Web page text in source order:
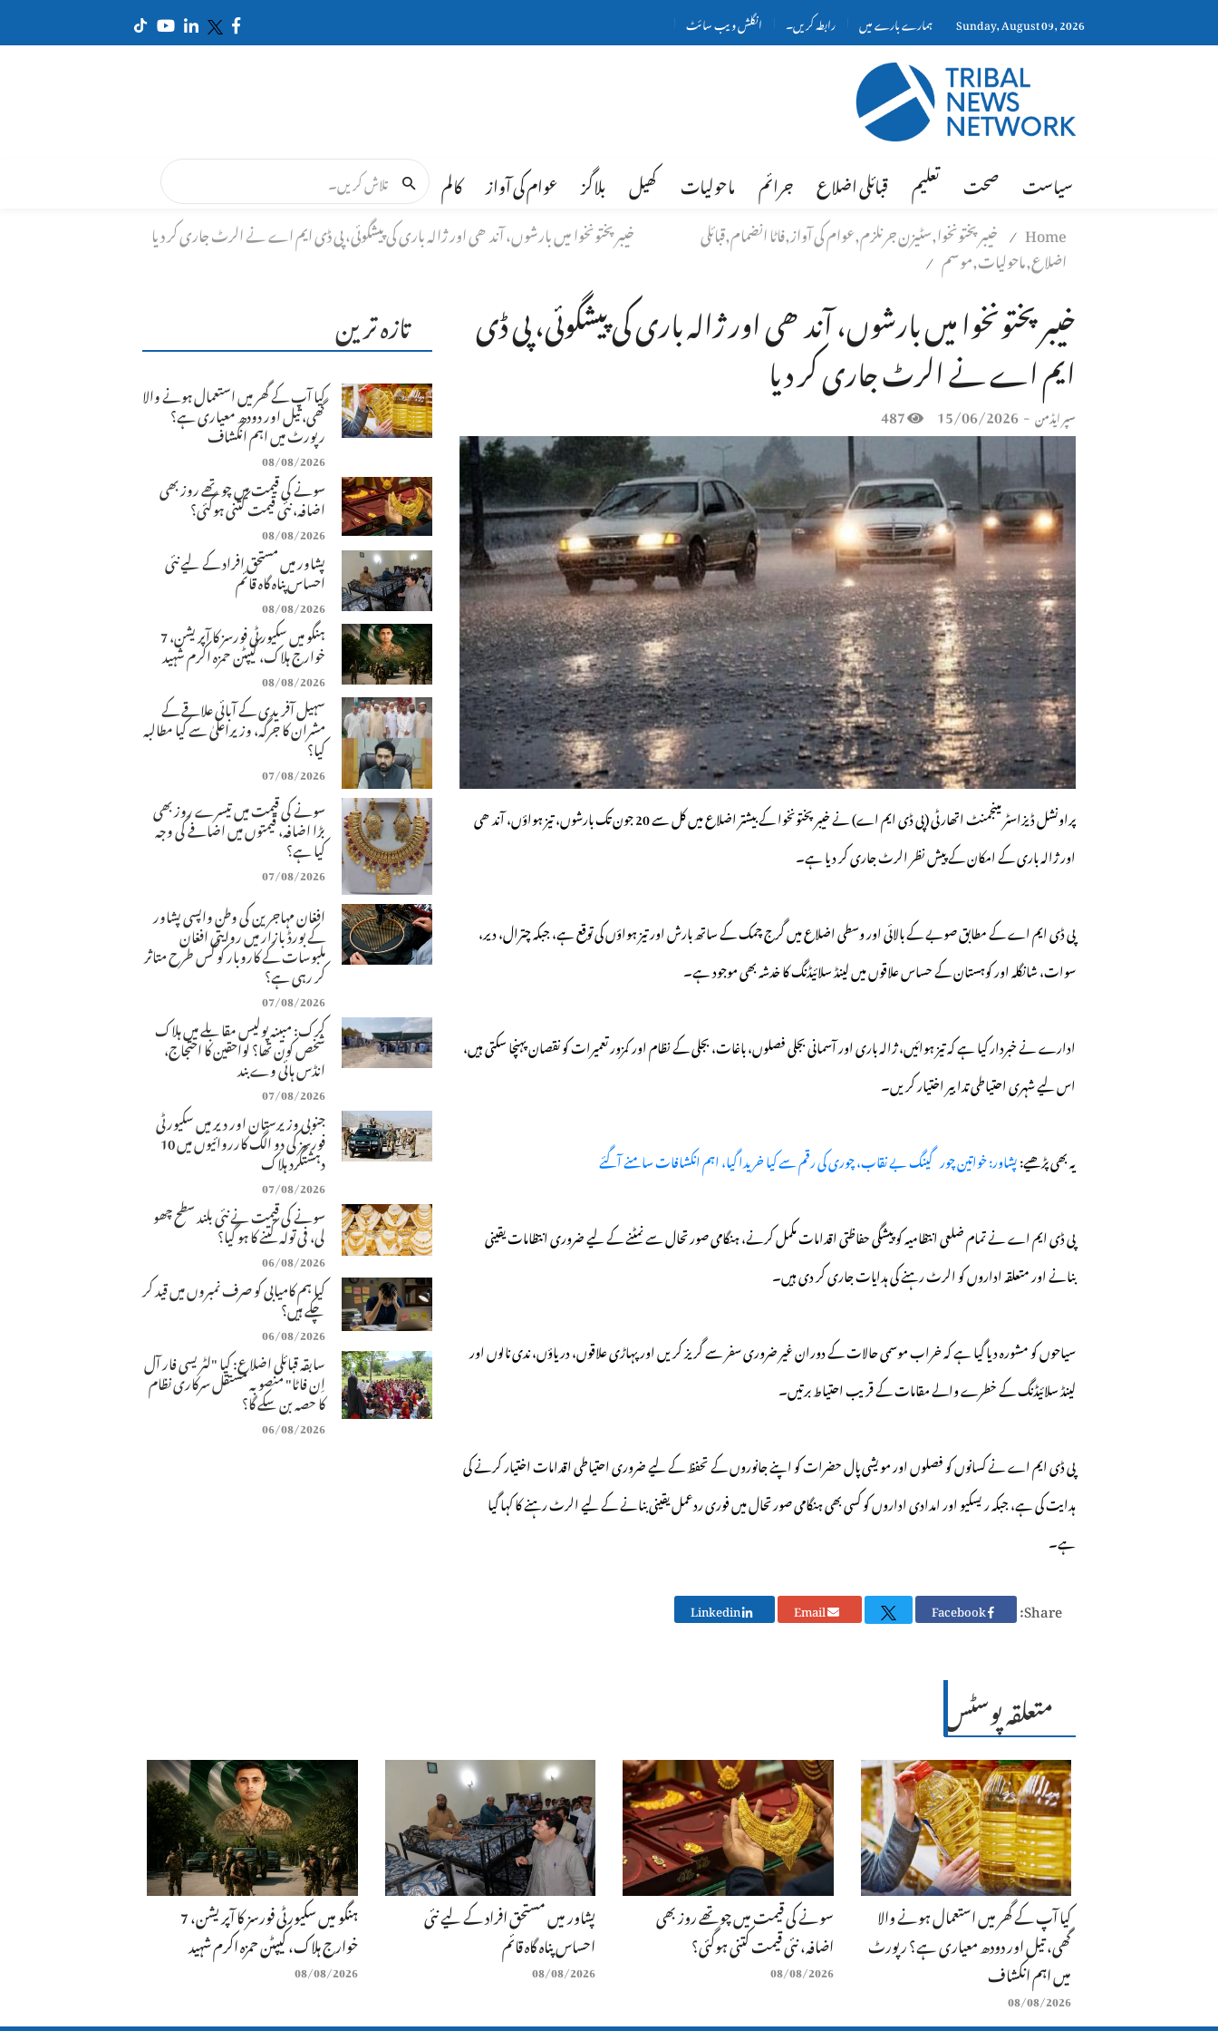
Sunday, August 09, 2026 ہمارے بارے میں رابطہ کریں۔ انگلش ویب سائٹ
سیاست صحت تعلیم قبائلی اضلاع جرائم ماحولیات کھیل بلاگز عوام کی آواز کالم
خیبرپختونخوا میں بارشوں، آندھی اور ژالہ باری کی پیشگوئی، پی ڈی ایم اے نے الرٹ جاری کر دیا Home
/ خیبر پختونخوا,سٹیزن جرنلزم,عوام کی آواز,فاٹا انضمام,قبائلی
اضلاع,ماحولیات,موسم /
خیبرپختونخوا میں بارشوں، آندھی اور ژالہ باری کی پیشگوئی، پی ڈی
ایم اے نے الرٹ جاری کر دیا
سپر ایڈمن -
15/06/2026
پراونشل ڈیزاسٹر مینجمنٹ اتھارٹی (پی ڈی ایم اے) نے خیبرپختونخوا کے بیشتر اضلاع میں کل سے 20 جون تک بارشوں، تیز ہواؤں، آندھی
اور ژالہ باری کے امکان کے پیش نظر الرٹ جاری کر دیا ہے۔
پی ڈی ایم اے کے مطابق صوبے کے بالائی اور وسطی اضلاع میں گرج چمک کے ساتھ بارش اور تیز ہواؤں کی توقع ہے، جبکہ چترال، دیر،
سوات، شانگلہ اور کوہستان کے حساس علاقوں میں لینڈ سلائیڈنگ کا خدشہ بھی موجود ہے۔
ادارے نے خبردار کیا ہے کہ تیز ہوائیں، ژالہ باری اور آسمانی بجلی فصلوں، باغات، بجلی کے نظام اور کمزور تعمیرات کو نقصان پہنچا سکتی ہیں،
اس لیے شہری احتیاطی تدابیر اختیار کریں۔
یہ بھی پڑھیے:پشاور: خواتین چور گینگ بے نقاب، چوری کی رقم سے کیا خریدا گیا، اہم انکشافات سامنے آگئے
پی ڈی ایم اے نے تمام ضلعی انتظامیہ کو پیشگی حفاظتی اقدامات مکمل کرنے، ہنگامی صورتحال سے نمٹنے کے لیے ضروری انتظامات یقینی
بنانے اور متعلقہ اداروں کو الرٹ رہنے کی ہدایات جاری کر دی ہیں۔
سیاحوں کو مشورہ دیا گیا ہے کہ خراب موسمی حالات کے دوران غیر ضروری سفر سے گریز کریں اور پہاڑی علاقوں، دریاؤں، ندی نالوں اور
لینڈ سلائیڈنگ کے خطرے والے مقامات کے قریب احتیاط برتیں۔
پی ڈی ایم اے نے کسانوں کو فصلوں اور مویشی پال حضرات کو اپنے جانوروں کے تحفظ کے لیے ضروری احتیاطی اقدامات اختیار کرنے کی
ہدایت کی ہے، جبکہ ریسکیو اور امدادی اداروں کو کسی بھی ہنگامی صورتحال میں فوری ردعمل یقینی بنانے کے لیے الرٹ رہنے کا کہا گیا
ہے۔
Share:
Email
Linkedin
تازہ ترین
کیا آپ کے گھر میں استعمال ہونے والا
گھی، تیل اور دودھ معیاری ہے؟
رپورٹ میں اہم انکشاف
08/08/2026
سونے کی قیمت میں چوتھے روز بھی
اضافہ، نئی قیمت کتنی ہوگئی؟
08/08/2026
پشاور میں مستحق افراد کے لیے نئی
احساس پناہ گاہ قائم
08/08/2026
ہنگو میں سکیورٹی فورسز کا آپریشن، 7
خوارج ہلاک، کیپٹن حمزہ اکرم شہید
08/08/2026
سہیل آفریدی کے آبائی علاقے کے
مشران کا جرگہ، وزیراعلیٰ سے کیا مطالبہ
کیا؟
07/08/2026
سونے کی قیمت میں تیسرے روز بھی
بڑا اضافہ، قیمتوں میں اضافے کی وجہ
کیا ہے؟
07/08/2026
افغان مہاجرین کی وطن واپسی پشاور
کے بورڈ بازار میں روایتی افغان
ملبوسات کے کاروبار کو کس طرح متاثر
کر رہی ہے؟
07/08/2026
کرک: مبینہ پولیس مقابلے میں ہلاک
شخص کون تھا؟ لواحقین کا احتجاج،
انڈس ہائی وے بند
07/08/2026
جنوبی وزیرستان اور دیر میں سکیورٹی
فورسز کی دو الگ کارروائیوں میں 10
دہشتگرد ہلاک
07/08/2026
سونے کی قیمت نے نئی بلند سطح چھو
لی، فی تولہ کتنے کا ہو گیا؟
06/08/2026
کیا ہم کامیابی کو صرف نمبروں میں قید کر
چکے ہیں؟
06/08/2026
سابقہ قبائلی اضلاع: کیا "لٹریسی فار آل
اِن فاٹا" منصوبہ مستقل سرکاری نظام
کا حصہ بن سکے گا؟
06/08/2026
متعلقہ پوسٹس
کیا آپ کے گھر میں استعمال ہونے والا
گھی، تیل اور دودھ معیاری ہے؟ رپورٹ
میں اہم انکشاف
08/08/2026
سونے کی قیمت میں چوتھے روز بھی
اضافہ، نئی قیمت کتنی ہوگئی؟
08/08/2026
پشاور میں مستحق افراد کے لیے نئی
احساس پناہ گاہ قائم
08/08/2026
ہنگو میں سکیورٹی فورسز کا آپریشن، 7
خوارج ہلاک، کیپٹن حمزہ اکرم شہید
08/08/2026